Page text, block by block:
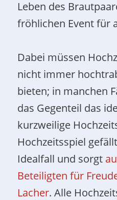
Leben des
fröhlichen Event für
Dabei müssen
nicht immer
bieten; in manchen
das Gegenteil das
kurzweilige
Hochzeitsspiel
Idealfall und sorgt
Beteiligten für
Lacher. Alle